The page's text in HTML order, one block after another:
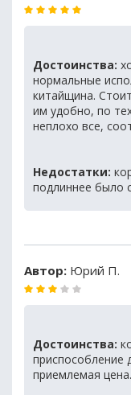
Достоинства:
нормальные
китайщина.
им удобно, по
неплохо все,
Недостатки:
подлиннее было
Автор: Юрий П.
Достоинства:
приспособление
приемлемая цена.